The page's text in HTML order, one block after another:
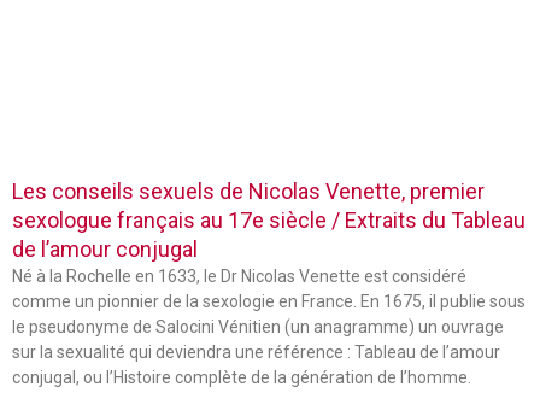
Les conseils sexuels de Nicolas Venette, premier
sexologue français au 17e siècle / Extraits du Tableau
de l’amour conjugal
Né à la Rochelle en 1633, le Dr Nicolas Venette est considéré
comme un pionnier de la sexologie en France. En 1675, il publie sous
le pseudonyme de Salocini Vénitien (un anagramme) un ouvrage
sur la sexualité qui deviendra une référence : Tableau de l’amour
conjugal, ou l’Histoire complète de la génération de l’homme.